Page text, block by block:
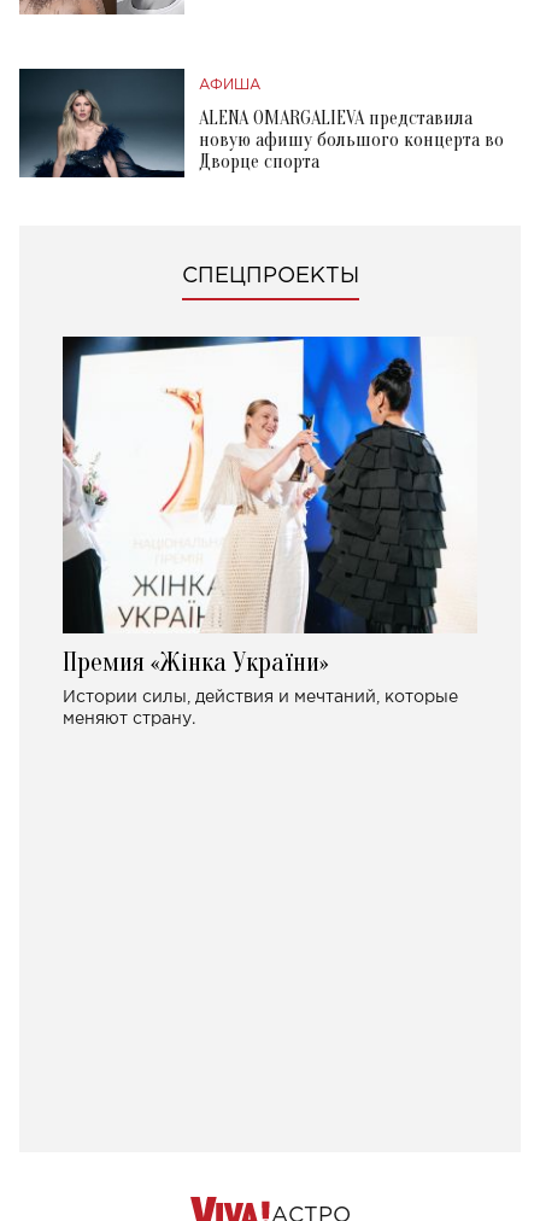
АФИША
ALENA OMARGALIEVA представила
новую афишу большого концерта во
Дворце спорта
СПЕЦПРОЕКТЫ
Премия «Жінка України»
Истории силы, действия и мечтаний, которые
меняют страну.
АСТРО